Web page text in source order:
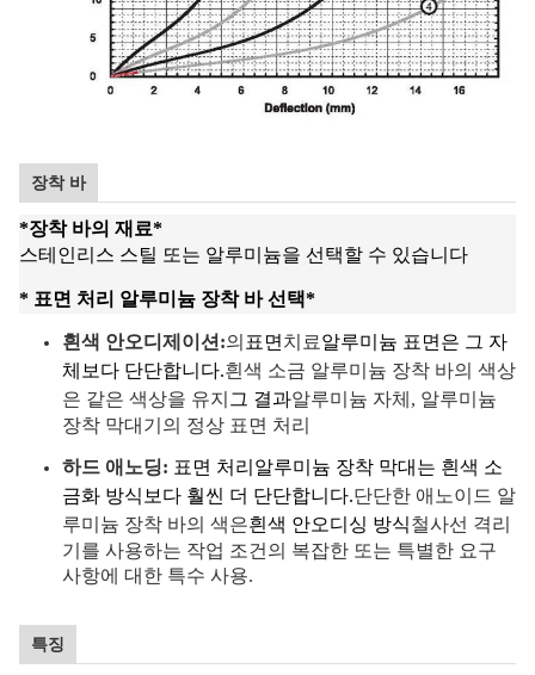
장착 바
*장착 바의 재료*
스테인리스 스틸 또는 알루미늄을 선택할 수 있습니다
* 표면 처리 알루미늄 장착 바 선택*
흰색 안오디제이션:의 표면 치료알루미늄 표면은 그 자
체보다 단단합니다.흰색 소금 알루미늄 장착 바의 색상
은 같은 색상을 유지 그 결과알루미늄 자체, 알루미늄
장착 막대기의 정상 표면 처리
하드 애노딩: 표면 처리 알루미늄 장착 막대는 흰색 소
금화 방식보다 훨씬 더 단단합니다.단단한 애노이드 알
루미늄 장착 바의 색은흰색 안오디싱 방식철사선 격리
기를 사용하는 작업 조건의 복잡한 또는 특별한 요구
사항에 대한 특수 사용.
특징